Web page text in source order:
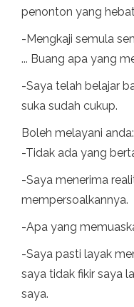
penonton yang
-Mengkaji semula
... Buang apa yang
-Saya telah belajar
suka sudah cukup.
Boleh melayani
-Tidak ada yang
-Saya menerima
mempersoalkannya.
-Apa yang
-Saya pasti layak
saya tidak fikir saya
saya.